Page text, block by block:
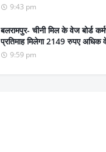
9:43 pm
बलरामपुर- चीनी मिल के वेज बोर्ड
प्रतिमाह मिलेगा 2149 रुपए अधिक
9:59 pm